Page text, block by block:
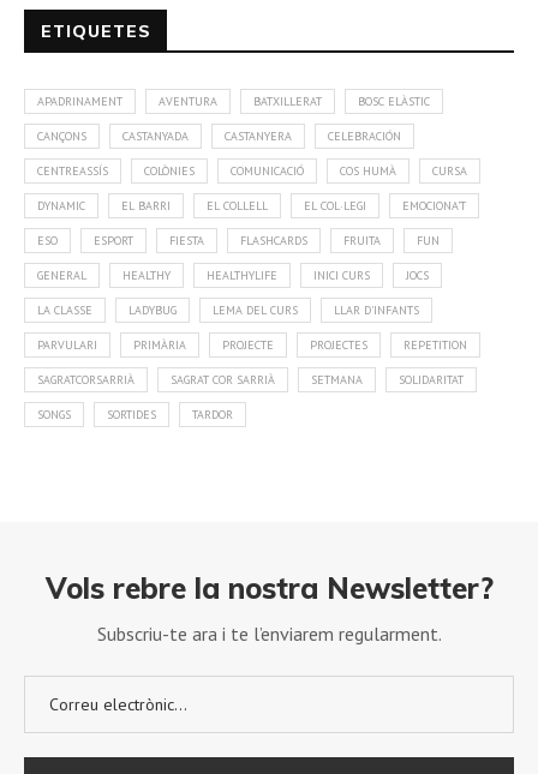
ETIQUETES
APADRINAMENT AVENTURA BATXILLERAT BOSC ELÀSTIC
CANÇONS CASTANYADA CASTANYERA CELEBRACIÓN
CENTREASSÍS COLÒNIES COMUNICACIÓ COS HUMÀ CURSA
DYNAMIC EL BARRI EL COLLELL EL COL·LEGI EMOCIONA'T
ESO ESPORT FIESTA FLASHCARDS FRUITA FUN
GENERAL HEALTHY HEALTHYLIFE INICI CURS JOCS
LA CLASSE LADYBUG LEMA DEL CURS LLAR D'INFANTS
PARVULARI PRIMÀRIA PROJECTE PROJECTES REPETITION
SAGRATCORSARRIÀ SAGRAT COR SARRIÀ SETMANA SOLIDARITAT
SONGS SORTIDES TARDOR
Vols rebre la nostra Newsletter?
Subscriu-te ara i te l’enviarem regularment.